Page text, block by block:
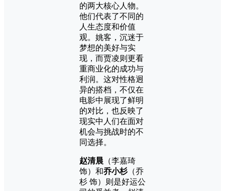
的两大核心人物。
他们代表了不同的
人生态度和价值
观。姚客，沉迷于
梦想的美好与实
现，而贾凌则更看
重商业化的成功与
利润。这对性格迥
异的搭档，不仅在
电影中展现了鲜明
的对比，也反映了
现实中人们在面对
机会与挑战时的不
同选择。
赵清晨 （李嘉琦
饰）和乔小杉（乔
杉 饰）则是好运公